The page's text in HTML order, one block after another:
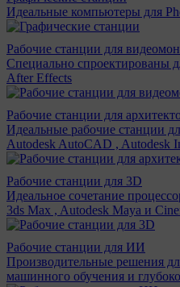
Идеальные компьютеры для
Рабочие станции для
Специально спроектированы
After Effects
Рабочие станции для
Идеальные рабочие станции
Autodesk AutoCAD , Autodesk
Рабочие станции для 3D
Идеальное сочетание
3ds Max , Autodesk Maya и
Рабочие станции для ИИ
Производительные решения
машинного обучения и